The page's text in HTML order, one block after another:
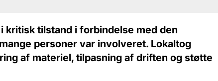
kritisk tilstand i forbindelse med den
personer var involveret. Lokaltog
af materiel, tilpasning af driften og støtte